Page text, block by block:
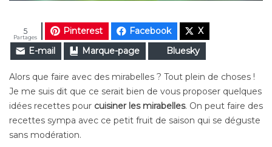
Pinterest Facebook
X
E-mail
Marque-page Bluesky
Partages
5
Alors que faire avec des mirabelles ? Tout plein de choses !
Je me suis dit que ce serait bien de vous proposer quelques
idées recettes pour cuisiner les mirabelles. On peut faire des
recettes sympa avec ce petit fruit de saison qui se déguste
sans modération.